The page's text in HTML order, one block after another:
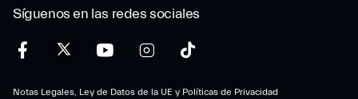
Síguenos en las redes sociales
Notas Legales, Ley de Datos de la UE y Políticas de Privacidad